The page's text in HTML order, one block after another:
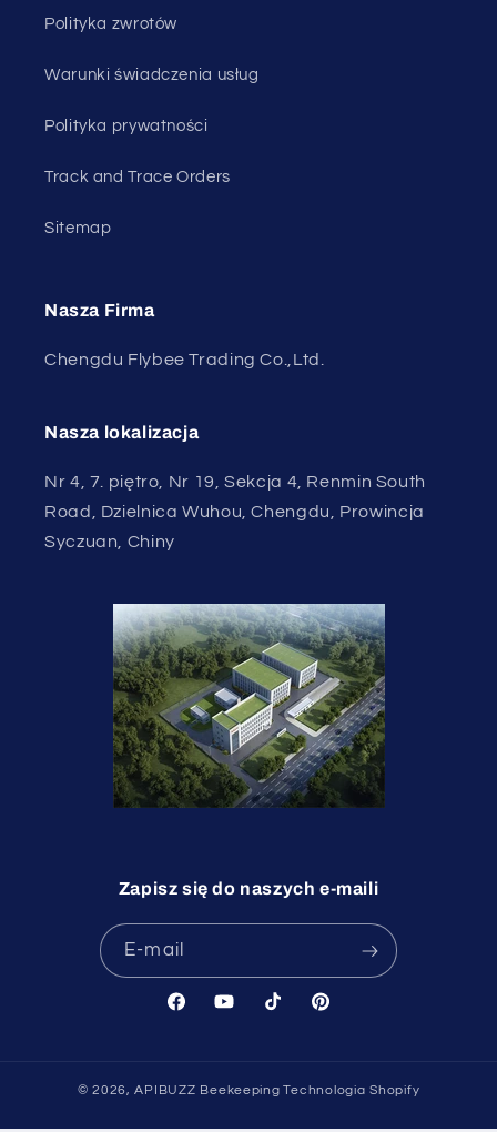
Polityka zwrotów
Warunki świadczenia usług
Polityka prywatności
Track and Trace Orders
Sitemap
Nasza Firma
Chengdu Flybee Trading Co.,Ltd.
Nasza lokalizacja
Nr 4, 7. piętro, Nr 19, Sekcja 4, Renmin South
Road, Dzielnica Wuhou, Chengdu, Prowincja
Syczuan, Chiny
Zapisz się do naszych e-maili
E-mail
FacebookYoutubeTikTok Pinterest
© 2026,APIBUZZ Beekeeping Technologia Shopify